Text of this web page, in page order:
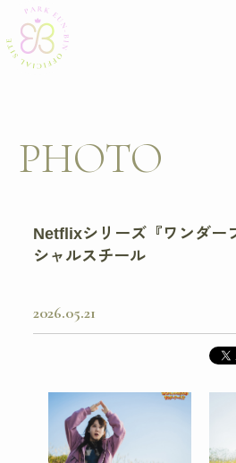
PHOTO
Netflixシリーズ『ワンダー
シャルスチール
2026 05 21